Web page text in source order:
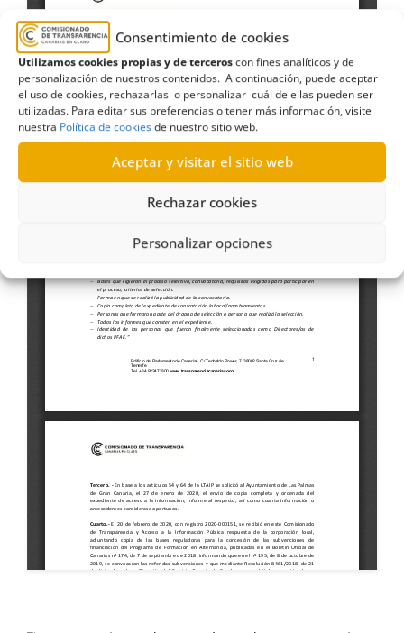
Consentimiento de cookies
Utilizamos cookies propias y de terceroscon fines analíticos y de
personalización de nuestros contenidos. A continuación, puede aceptar
el uso de cookies, rechazarlas o personalizar cuál de ellas pueden ser
utilizadas. Para editar sus preferencias o tener más información, visite
nuestra Política de cookiesde nuestro sitio web.
Aceptar y visitar el sitio web
Rechazar cookies
Personalizar opciones